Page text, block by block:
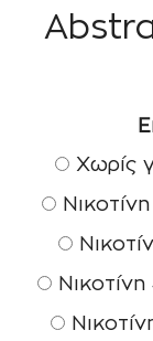
Χωρίς